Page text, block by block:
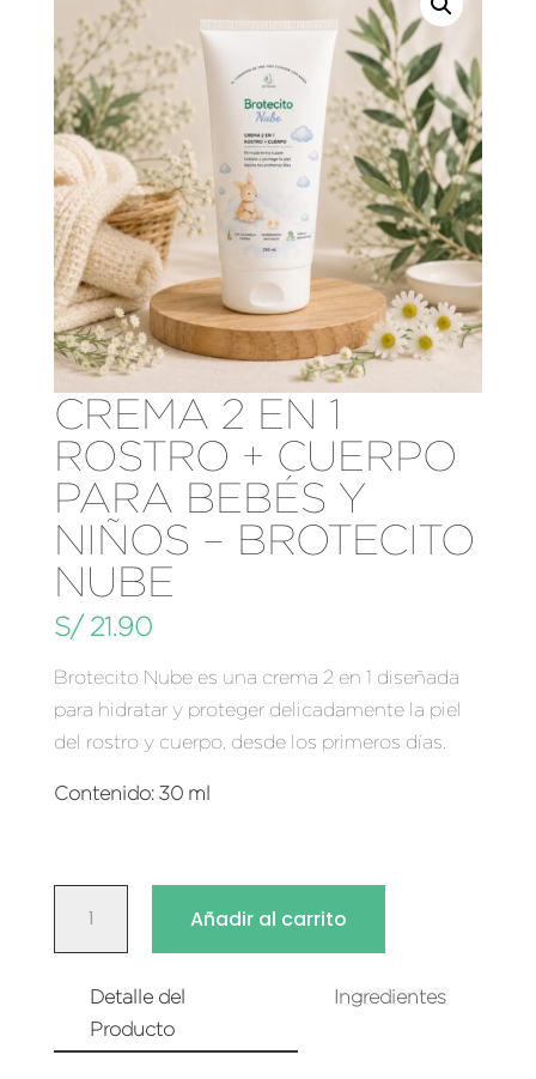
CREMA 2 EN 1
ROSTRO + CUERPO
PARA BEBÉS Y
NIÑOS – BROTECITO
NUBE
S/21.90
Brotecito Nube es una crema 2 en 1 diseñada
para hidratar y proteger delicadamente la piel
del rostro y cuerpo, desde los primeros días.
Contenido: 30 ml
ROSTRO
Añadir al carrito
Detalle del
Producto
Ingredientes